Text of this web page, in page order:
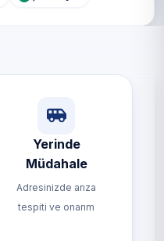
Yerinde
Müdahale
Adresinizde arıza
tespiti ve onarım